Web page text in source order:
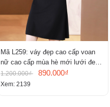
Mã L259: váy đẹp cao cấp voan
nữ cao cấp mùa hè mới lưới đen
cao cấp khí chất nhỏ tay ngắn
1.200.000₫ 890.000₫
Xem: 2139